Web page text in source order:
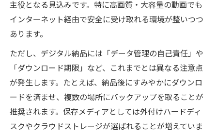
ブルーレイ生産終了後の納品で注意すべき
強み
ブルーレイ生産終了を受けたリスク対策の
重要性
主役となる見込みです。特に高画質・大容量の動画でも
インターネット経由で安全に受け取れる環境が整いつつ
あります。
ただし、デジタル納品には「データ管理の自己責任」や
「ダウンロード期限」など、これまでとは異なる注意点
が発生します。たとえば、納品後にすみやかにダウンロ
ードを済ませ、複数の場所にバックアップを取ることが
推奨されます。保存メディアとしては外付けハードディ
スクやクラウドストレージが選ばれることが増えていま